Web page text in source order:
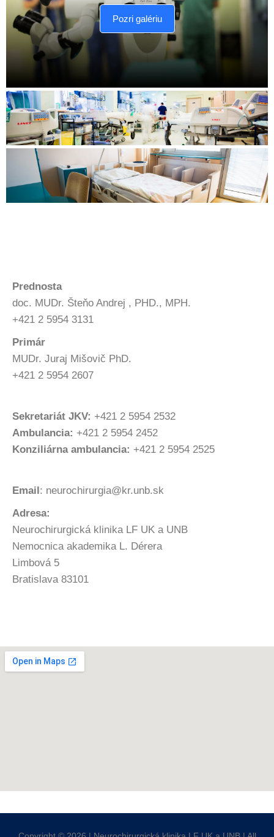
Pozri galériu
Prednosta
doc. MUDr. Šteňo Andrej , PHD., MPH.
+421 2 5954 3131
Primár
MUDr. Juraj Mišovič PhD.
+421 2 5954 2607
Sekretariát JKV: +421 2 5954 2532
Ambulancia: +421 2 5954 2452
Konziliárna ambulancia: +421 2 5954 2525
Email: neurochirurgia@kr.unb.sk
Adresa:
Neurochirurgická klinika LF UK a UNB
Nemocnica akademika L. Dérera
Limbová 5
Bratislava 83101